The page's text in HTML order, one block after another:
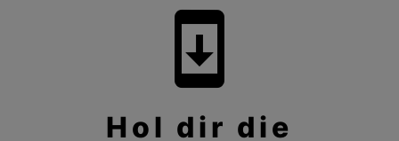
system_update
Hol dir die